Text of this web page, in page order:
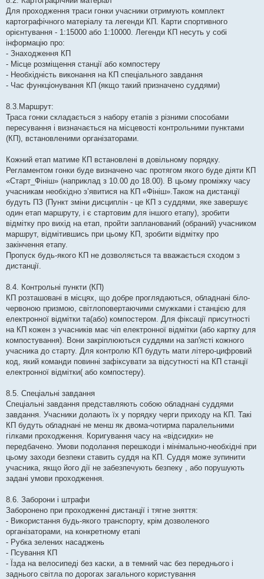
Для проходження траси гонки учасники отримують комплект
картографічного матеріалу та легенди КП. Карти спортивного
орієнтування - 1:15000 або 1:10000. Легенди КП несуть у собі
інформацію про:
- Знаходження КП
- Місце розміщення станції або компостеру
- Необхідність виконання на КП спеціального завдання
- Час функціонування КП (якщо такий призначено суддями)
8.3.Маршрут:
Траса гонки складається з набору етапів з різними способами
пересування і визначається на місцевості контрольними пунктами
(КП), встановленими організаторами.
Кожний етап матиме КП встановлені в довільному порядку.
Регламентом гонки буде визначено час протягом якого буде діяти КП
«Старт_Фініш» (наприклад з 10.00 до 18.00). В цьому проміжку часу
учасникам необхідно з’явитися на КП «Фініш».Також на дистанції
будуть ПЗ (Пункт зміни дисциплін - це КП з суддями, яке завершує
один етап маршруту, і є стартовим для іншого етапу), зробити
відмітку про вихід на етап, пройти запланований (обраний) учасником
маршрут, відмітившись при цьому КП, зробити відмітку про
закінчення етапу.
Пропуск будь-якого КП не дозволяється та вважається сходом з
дистанції.
8.4. Контрольні пункти (КП)
КП розташовані в місцях, що добре проглядаються, обладнані біло-
червоною призмою, світлоповертаючими смужками і станцією для
електронної відмітки та(або) компостером. Для фіксації присутності
на КП кожен з учасників має чіп електронної відмітки (або картку для
компостування). Вони закріплюються суддями на зап'ясті кожного
учасника до старту. Для контролю КП будуть мати літеро-цифровий
код, який команди повинні зафіксувати за відсутності на КП станції
електронної відмітки( або компостеру).
8.5. Спеціальні завдання
Спеціальні завдання представляють собою обладнані суддями
завдання. Учасники долають їх у порядку черги приходу на КП. Такі
КП будуть обладнані не менш як двома-чотирма паралельними
гілками проходження. Коригування часу на «відсидки» не
передбачено. Умови подолання перешкоди і мінімально-необхідні при
цьому заходи безпеки ставить суддя на КП. Суддя може зупинити
учасника, якщо його дії не забезпечують безпеку , або порушують
задані умови проходження.
8.6. Заборони і штрафи
Заборонено при проходженні дистанції і тягне зняття:
- Використання будь-якого транспорту, крім дозволеного
організаторами, на конкретному етапі
- Рубка зелених насаджень
- Псування КП
- Їзда на велосипеді без каски, а в темний час без переднього і
заднього світла по дорогах загального користування